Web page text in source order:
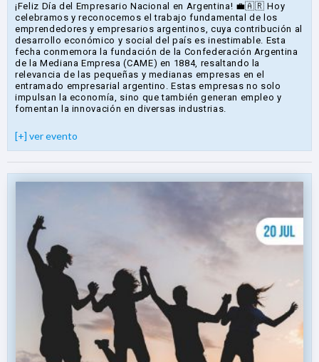
¡Feliz Día del Empresario Nacional en Argentina! 💼🇦🇷 Hoy
celebramos y reconocemos el trabajo fundamental de los
emprendedores y empresarios argentinos, cuya contribución al
desarrollo económico y social del país es inestimable. Esta
fecha conmemora la fundación de la Confederación Argentina
de la Mediana Empresa (CAME) en 1884, resaltando la
relevancia de las pequeñas y medianas empresas en el
entramado empresarial argentino. Estas empresas no solo
impulsan la economía, sino que también generan empleo y
fomentan la innovación en diversas industrias.
[+] ver evento